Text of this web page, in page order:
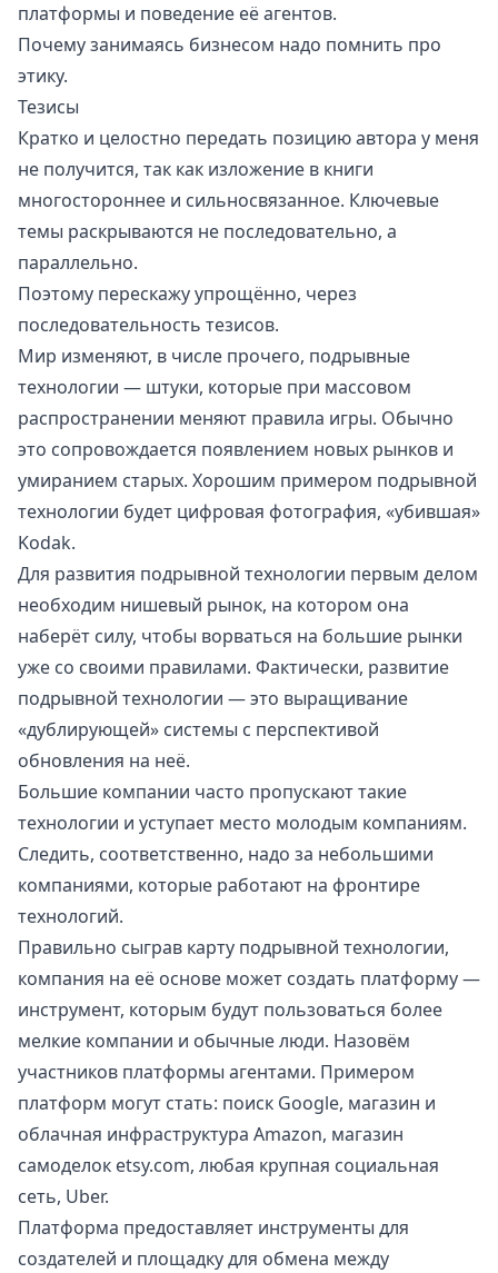
платформы и поведение её агентов.
Почему занимаясь бизнесом надо помнить про
этику.
Тезисы
Кратко и целостно передать позицию автора у меня
не получится, так как изложение в книги
многостороннее и сильносвязанное. Ключевые
темы раскрываются не последовательно, а
параллельно.
Поэтому перескажу упрощённо, через
последовательность тезисов.
Мир изменяют, в числе прочего, подрывные
технологии — штуки, которые при массовом
распространении меняют правила игры. Обычно
это сопровождается появлением новых рынков и
умиранием старых. Хорошим примером подрывной
технологии будет цифровая фотография, «убившая»
Kodak.
Для развития подрывной технологии первым делом
необходим нишевый рынок, на котором она
наберёт силу, чтобы ворваться на большие рынки
уже со своими правилами. Фактически, развитие
подрывной технологии — это выращивание
«дублирующей» системы с перспективой
обновления на неё.
Большие компании часто пропускают такие
технологии и уступает место молодым компаниям.
Следить, соответственно, надо за небольшими
компаниями, которые работают на фронтире
технологий.
Правильно сыграв карту подрывной технологии,
компания на её основе может создать платформу —
инструмент, которым будут пользоваться более
мелкие компании и обычные люди. Назовём
участников платформы агентами. Примером
платформ могут стать: поиск Google, магазин и
облачная инфраструктура Amazon, магазин
самоделок etsy.com, любая крупная социальная
сеть, Uber.
Платформа предоставляет инструменты для
создателей и площадку для обмена между